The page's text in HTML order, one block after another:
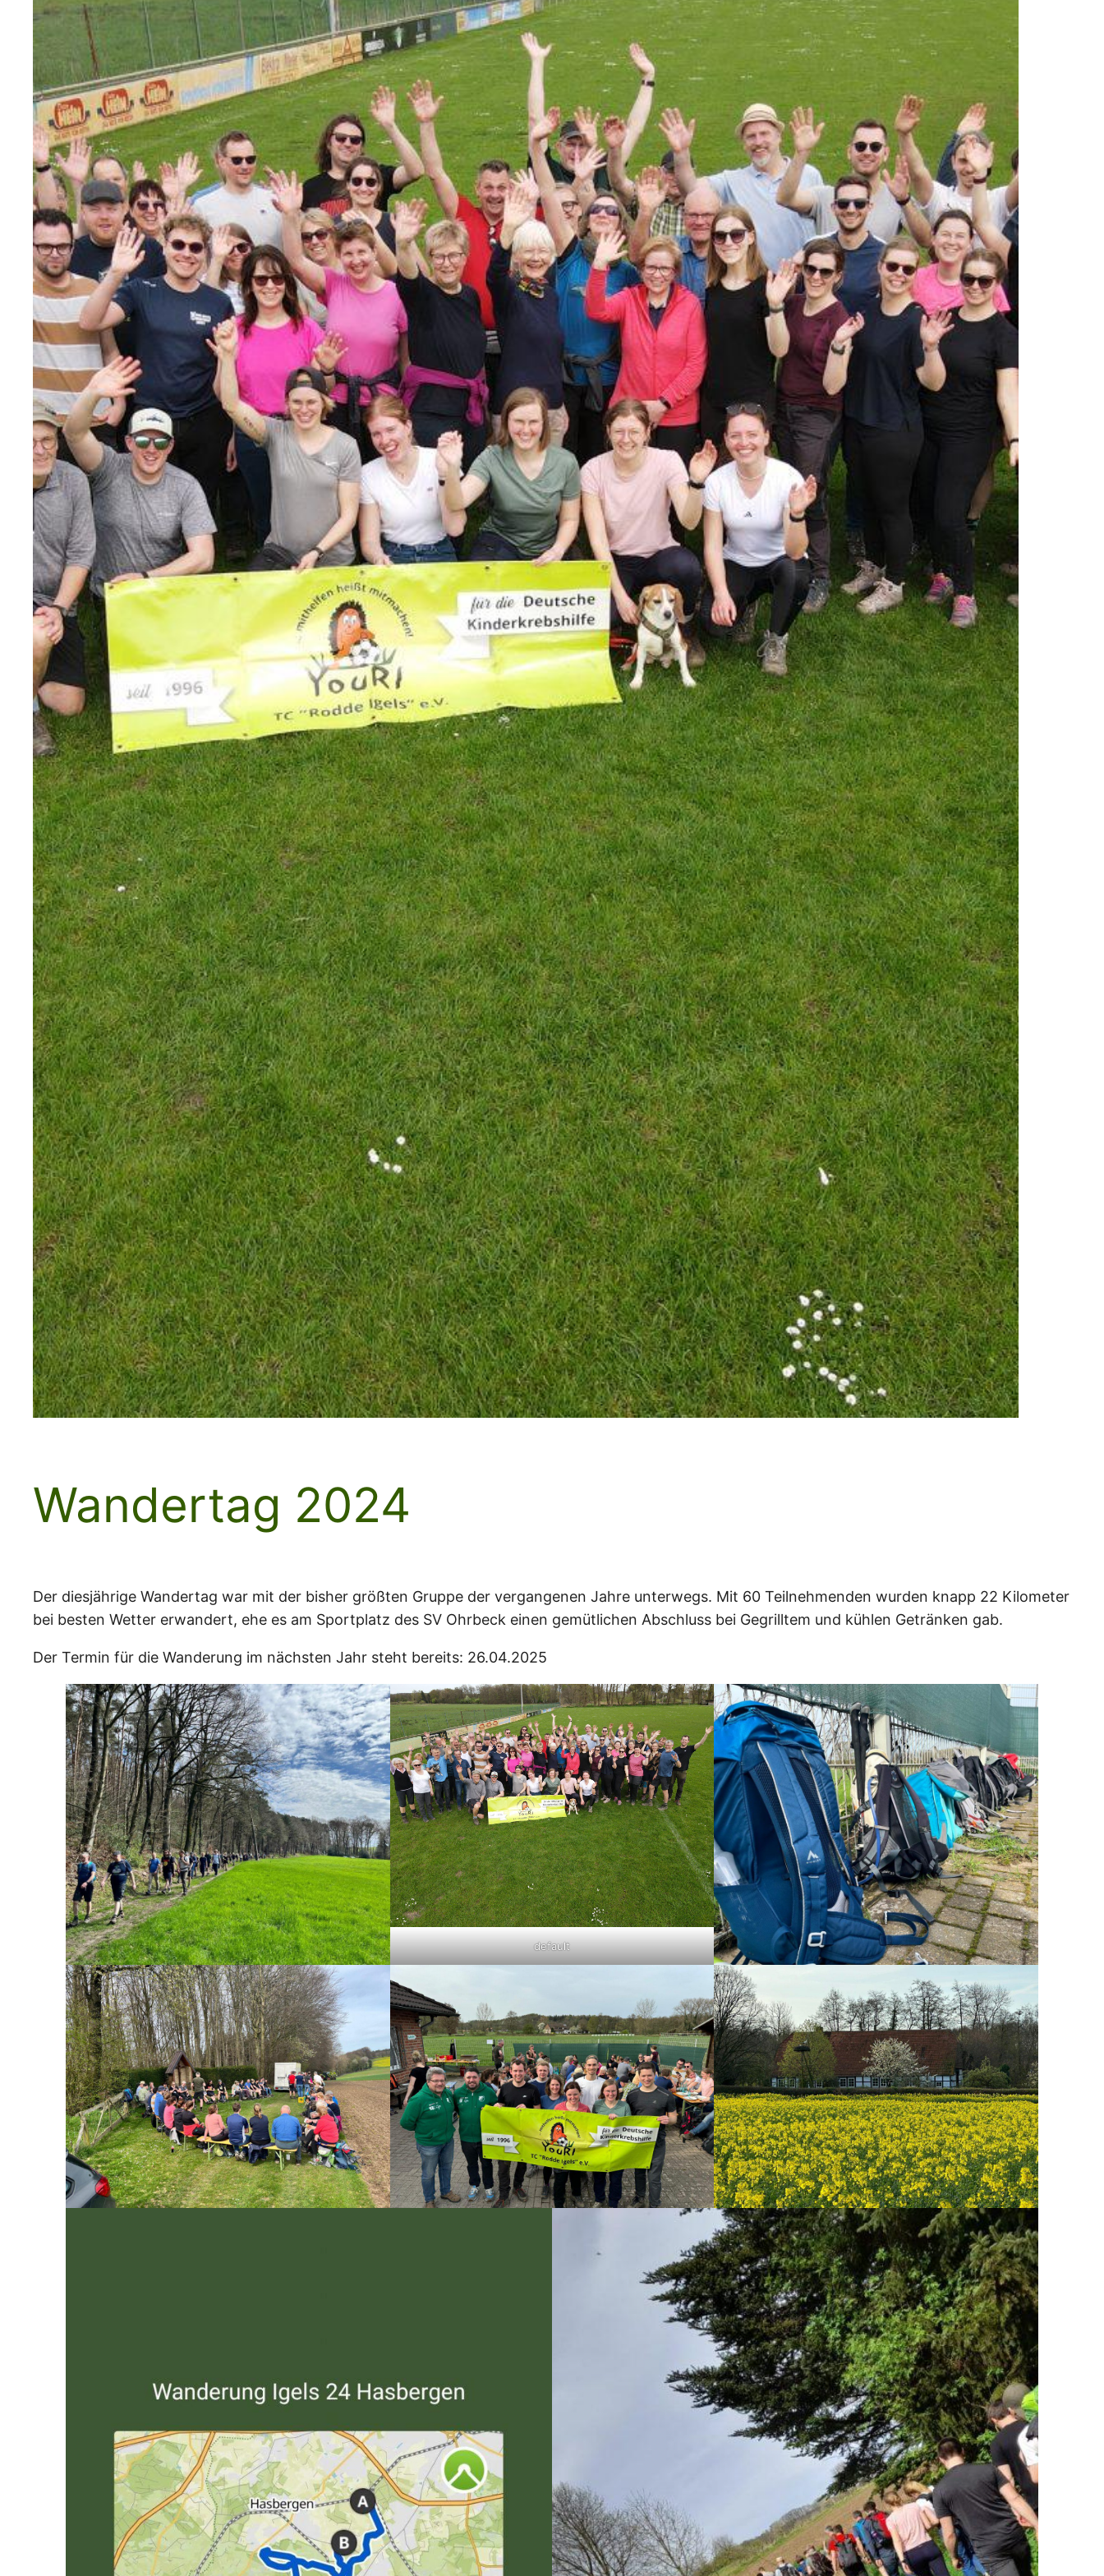
Wandertag 2024
Der diesjährige Wandertag war mit der bisher größten Gruppe der vergangenen Jahre unterwegs. Mit 60 Teilnehmenden wurden knapp 22 Kilometer
bei besten Wetter erwandert, ehe es am Sportplatz des SV Ohrbeck einen gemütlichen Abschluss bei Gegrilltem und kühlen Getränken gab.
Der Termin für die Wanderung im nächsten Jahr steht bereits: 26.04.2025
default